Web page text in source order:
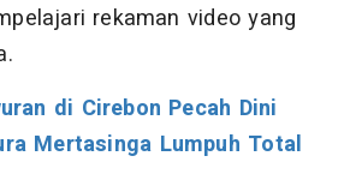
rekaman video yang
di Cirebon Pecah Dini
Mertasinga Lumpuh Total